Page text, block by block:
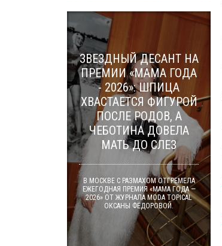
ЗВЕЗДНЫЙ ДЕСАНТ НА
ПРЕМИИ «МАМА ГОДА
- 2026»: ШПИЦА
ХВАСТАЕТСЯ ФИГУРОЙ
ПОСЛЕ РОДОВ, А
ЧЕБОТИНА ДОВЕЛА
МАТЬ ДО СЛЕЗ
В МОСКВЕ С РАЗМАХОМ ОТГРЕМЕЛА
ЕЖЕГОДНАЯ ПРЕМИЯ «МАМА ГОДА —
2026» ОТ ЖУРНАЛА MODA TOPICAL
ОКСАНЫ ФЁДОРОВОЙ.